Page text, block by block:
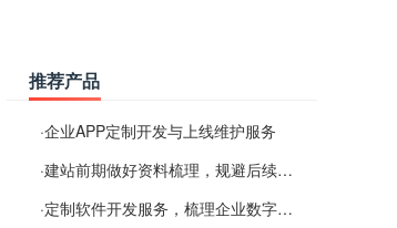
推荐产品
·企业APP定制开发与上线维护服务
·建站前期做好资料梳理，规避后续各类使用难题
·定制软件开发服务，梳理企业数字化落地常见难点